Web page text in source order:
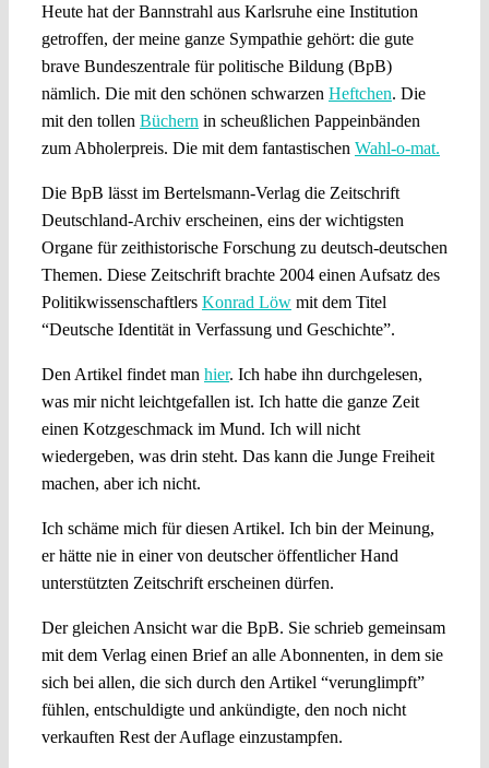
Heute hat der Bannstrahl aus Karlsruhe eine Institution
getroffen, der meine ganze Sympathie gehört: die gute
brave Bundeszentrale für politische Bildung (BpB)
nämlich. Die mit den schönen schwarzen Heftchen. Die
mit den tollen Büchern in scheußlichen Pappeinbänden
zum Abholerpreis. Die mit dem fantastischen Wahl-o-mat.
Die BpB lässt im Bertelsmann-Verlag die Zeitschrift
Deutschland-Archiv erscheinen, eins der wichtigsten
Organe für zeithistorische Forschung zu deutsch-deutschen
Themen. Diese Zeitschrift brachte 2004 einen Aufsatz des
Politikwissenschaftlers Konrad Löwmit dem Titel
“Deutsche Identität in Verfassung und Geschichte”.
Den Artikel findet man hier. Ich habe ihn durchgelesen,
was mir nicht leichtgefallen ist. Ich hatte die ganze Zeit
einen Kotzgeschmack im Mund. Ich will nicht
wiedergeben, was drin steht. Das kann die Junge Freiheit
machen, aber ich nicht.
Ich schäme mich für diesen Artikel. Ich bin der Meinung,
er hätte nie in einer von deutscher öffentlicher Hand
unterstützten Zeitschrift erscheinen dürfen.
Der gleichen Ansicht war die BpB. Sie schrieb gemeinsam
mit dem Verlag einen Brief an alle Abonnenten, in dem sie
sich bei allen, die sich durch den Artikel “verunglimpft”
fühlen, entschuldigte und ankündigte, den noch nicht
verkauften Rest der Auflage einzustampfen.